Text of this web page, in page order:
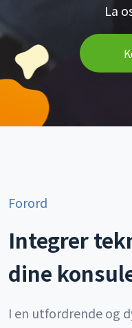
La
Forord
Integrer
dine
I en utfordrende og